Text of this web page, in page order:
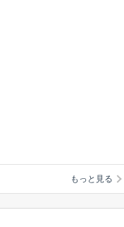
もっと見る